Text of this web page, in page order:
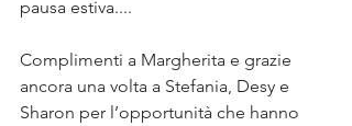
pausa estiva....
Complimenti a Margherita e grazie
ancora una volta a Stefania, Desy e
Sharon per l’opportunità che hanno